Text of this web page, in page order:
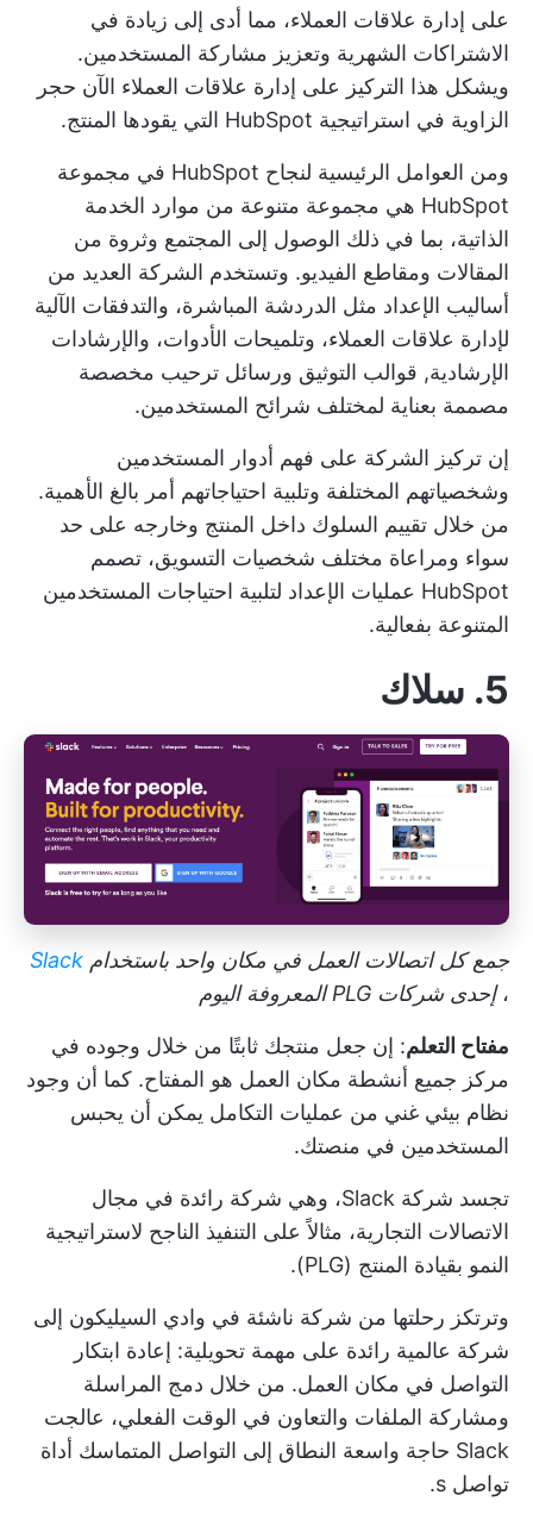
على إدارة علاقات العملاء، مما أدى إلى زيادة في
الاشتراكات الشهرية وتعزيز مشاركة المستخدمين.
ويشكل هذا التركيز على إدارة علاقات العملاء الآن حجر
الزاوية في استراتيجية HubSpot التي يقودها المنتج.
ومن العوامل الرئيسية لنجاح HubSpot في مجموعة
HubSpot هي مجموعة متنوعة من موارد الخدمة
الذاتية، بما في ذلك الوصول إلى المجتمع وثروة من
المقالات ومقاطع الفيديو. وتستخدم الشركة العديد من
أساليب الإعداد مثل الدردشة المباشرة، والتدفقات الآلية
لإدارة علاقات العملاء، وتلميحات الأدوات، والإرشادات
الإرشادية, قوالب التوثيق ورسائل ترحيب مخصصة
مصممة بعناية لمختلف شرائح المستخدمين.
إن تركيز الشركة على فهم أدوار المستخدمين
وشخصياتهم المختلفة وتلبية احتياجاتهم أمر بالغ الأهمية.
من خلال تقييم السلوك داخل المنتج وخارجه على حد
سواء ومراعاة مختلف شخصيات التسويق، تصمم
HubSpot عمليات الإعداد لتلبية احتياجات المستخدمين
المتنوعة بفعالية.
5. سلاك
جمع كل اتصالات العمل في مكان واحد باستخدام Slack
،إحدى شركات PLG المعروفة اليوم
مفتاح التعلم: إن جعل منتجك ثابتًا من خلال وجوده في
مركز جميع أنشطة مكان العمل هو المفتاح. كما أن وجود
نظام بيئي غني من عمليات التكامل يمكن أن يحبس
المستخدمين في منصتك.
تجسد شركة Slack، وهي شركة رائدة في مجال
الاتصالات التجارية، مثالاً على التنفيذ الناجح لاستراتيجية
النمو بقيادة المنتج (PLG).
وترتكز رحلتها من شركة ناشئة في وادي السيليكون إلى
شركة عالمية رائدة على مهمة تحويلية: إعادة ابتكار
التواصل في مكان العمل. من خلال دمج المراسلة
ومشاركة الملفات والتعاون في الوقت الفعلي، عالجت
Slack حاجة واسعة النطاق إلى التواصل المتماسك
أداة
تواصل